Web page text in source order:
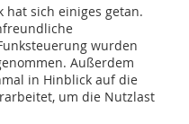
hat sich einiges getan.
wurden
Außerdem
in Hinblick auf die
um die Nutzlast